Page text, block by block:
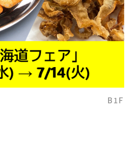
B1F